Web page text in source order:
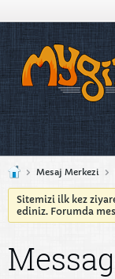
Mesaj Merkezi
Sitemizi ilk kez
ediniz. Forumda